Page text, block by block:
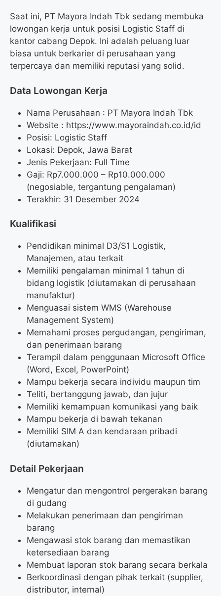
Saat ini, PT Mayora Indah Tbk sedang membuka
lowongan kerja untuk posisi Logistic Staff di
kantor cabang Depok. Ini adalah peluang luar
biasa untuk berkarier di perusahaan yang
terpercaya dan memiliki reputasi yang solid.
Data Lowongan Kerja
Nama Perusahaan : PT Mayora Indah Tbk
Website : https://www.mayoraindah.co.id/id
Posisi: Logistic Staff
Lokasi: Depok, Jawa Barat
Jenis Pekerjaan: Full Time
Gaji: Rp7.000.000 – Rp10.000.000
(negosiable, tergantung pengalaman)
Terakhir: 31 Desember 2024
Kualifikasi
Pendidikan minimal D3/S1 Logistik,
Manajemen, atau terkait
Memiliki pengalaman minimal 1 tahun di
bidang logistik (diutamakan di perusahaan
manufaktur)
Menguasai sistem WMS (Warehouse
Management System)
Memahami proses pergudangan, pengiriman,
dan penerimaan barang
Terampil dalam penggunaan Microsoft Office
(Word, Excel, PowerPoint)
Mampu bekerja secara individu maupun tim
Teliti, bertanggung jawab, dan jujur
Memiliki kemampuan komunikasi yang baik
Mampu bekerja di bawah tekanan
Memiliki SIM A dan kendaraan pribadi
(diutamakan)
Detail Pekerjaan
Mengatur dan mengontrol pergerakan barang
di gudang
Melakukan penerimaan dan pengiriman
barang
Mengawasi stok barang dan memastikan
ketersediaan barang
Membuat laporan stok barang secara berkala
Berkoordinasi dengan pihak terkait (supplier,
distributor, internal)